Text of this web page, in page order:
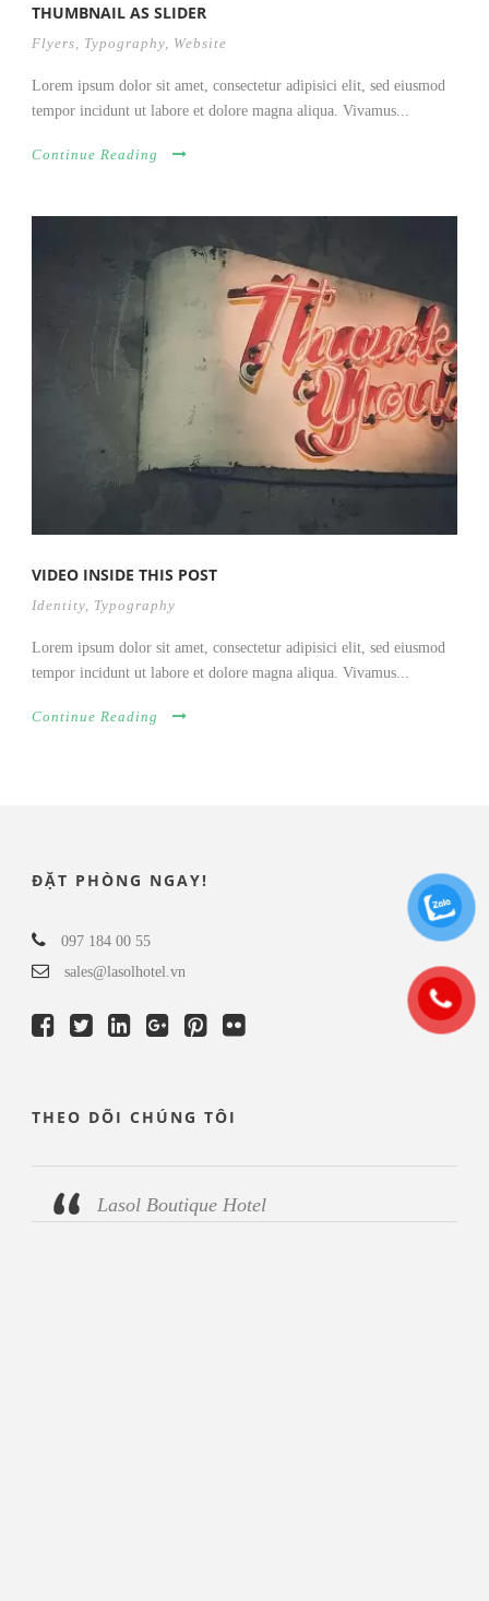
THUMBNAIL AS SLIDER
Flyers Typography Website
Lorem ipsum dolor sit amet, consectetur adipisici elit, sed eiusmod
tempor incidunt ut labore et dolore magna aliqua. Vivamus...
Continue Reading
VIDEO INSIDE THIS POST
Identity, Typography
Lorem ipsum dolor sit amet, consectetur adipisici elit, sed eiusmod
tempor incidunt ut labore et dolore magna aliqua. Vivamus...
Continue Reading
ĐẶT PHÒNG NGAY!
097 184 00 55
sales@lasolhotel.vn
THEO DÕI CHÚNG TÔI
Lasol Boutique Hotel